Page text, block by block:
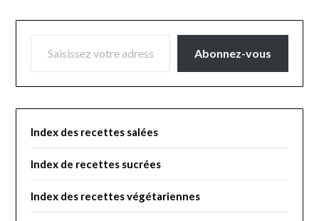
SAISISSEZ VOTRE ADRESSE E-MAIL…
Abonnez-vous
Index des recettes salées
Index de recettes sucrées
Index des recettes végétariennes